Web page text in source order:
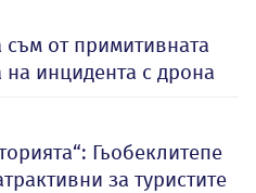
от примитивната
на инцидента с дрона
Гьобеклитепе
за туристите